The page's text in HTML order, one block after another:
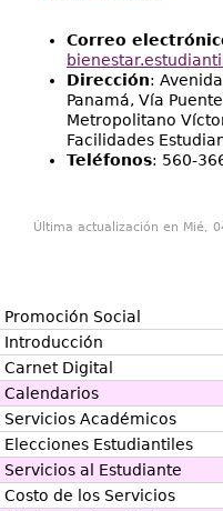
Correo
Dirección:
Panamá, Vía
Metropolitano
Facilidades
Teléfonos: 560-
Última actualización en Mié,
Promoción Social
Introducción
Carnet Digital
Calendarios
Servicios Académicos
Elecciones Estudiantiles
Servicios al Estudiante
Costo de los Servicios